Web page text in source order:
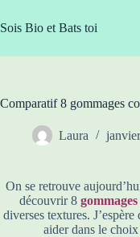
au
contenu
Sois Bio et Bats toi
Comparatif 8 gommages
Laura
On se retrouve
découvrir 8
diverses textures.
aider dans le